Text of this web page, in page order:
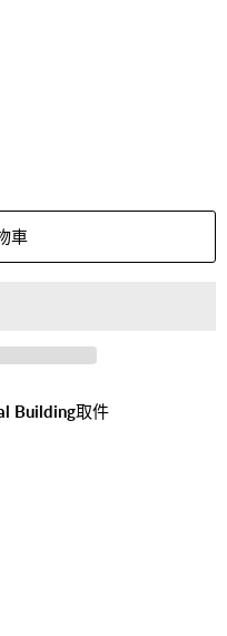
車
Building取件